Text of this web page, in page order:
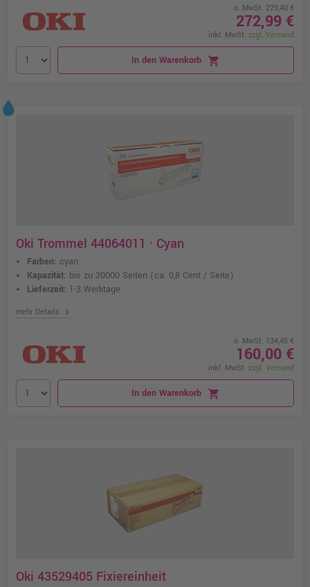
o. MwSt. 229,40 €
272,99 €
inkl. MwSt. zzgl. Versand
In den Warenkorb shopping_cart
Oki Trommel 44064011 · Cyan
Farben: cyan
Kapazität: bis zu 20000 Seiten (ca. 0,8 Cent / Seite)
Lieferzeit: 1-3 Werktage
mehr Details chevron_right
o. MwSt. 134,45 €
160,00 €
inkl. MwSt. zzgl. Versand
In den Warenkorb shopping_cart
Oki 43529405 Fixiereinheit